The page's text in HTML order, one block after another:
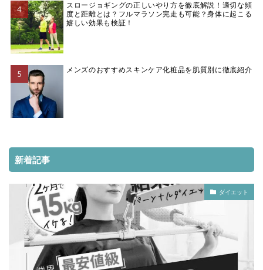
スロージョギングの正しいやり方を徹底解説！適切な頻
度と距離とは？フルマラソン完走も可能？身体に起こる
嬉しい効果も検証！
メンズのおすすめスキンケア化粧品を肌質別に徹底紹介
新着記事
ダイエット